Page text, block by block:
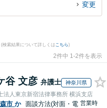
変更
(検索結果について詳しくは こちら)
2件中 1-2件を表示
谷 文彦 弁護士 神奈川県
法人東京新宿法律事務所 横浜支店
市 か 面談方法(対面・電 営業時